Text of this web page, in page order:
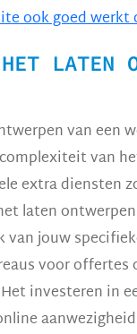
ook goed werkt
LATEN
van een
van
extra diensten
laten
jouw
voor offertes
investeren in